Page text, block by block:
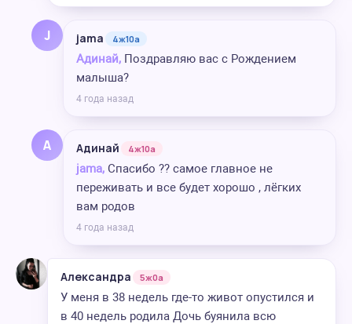
J jama 4ж10а
Адинай, Поздравляю вас с Рождением
малыша?
4 года назад
А Адинай 4ж10а
jama, Спасибо ?? самое главное не
переживать и все будет хорошо , лёгких
вам родов
4 года назад
Александра 5ж0а
У меня в 38 недель где-то живот опустился и
в 40 недель родила Дочь буянила всю